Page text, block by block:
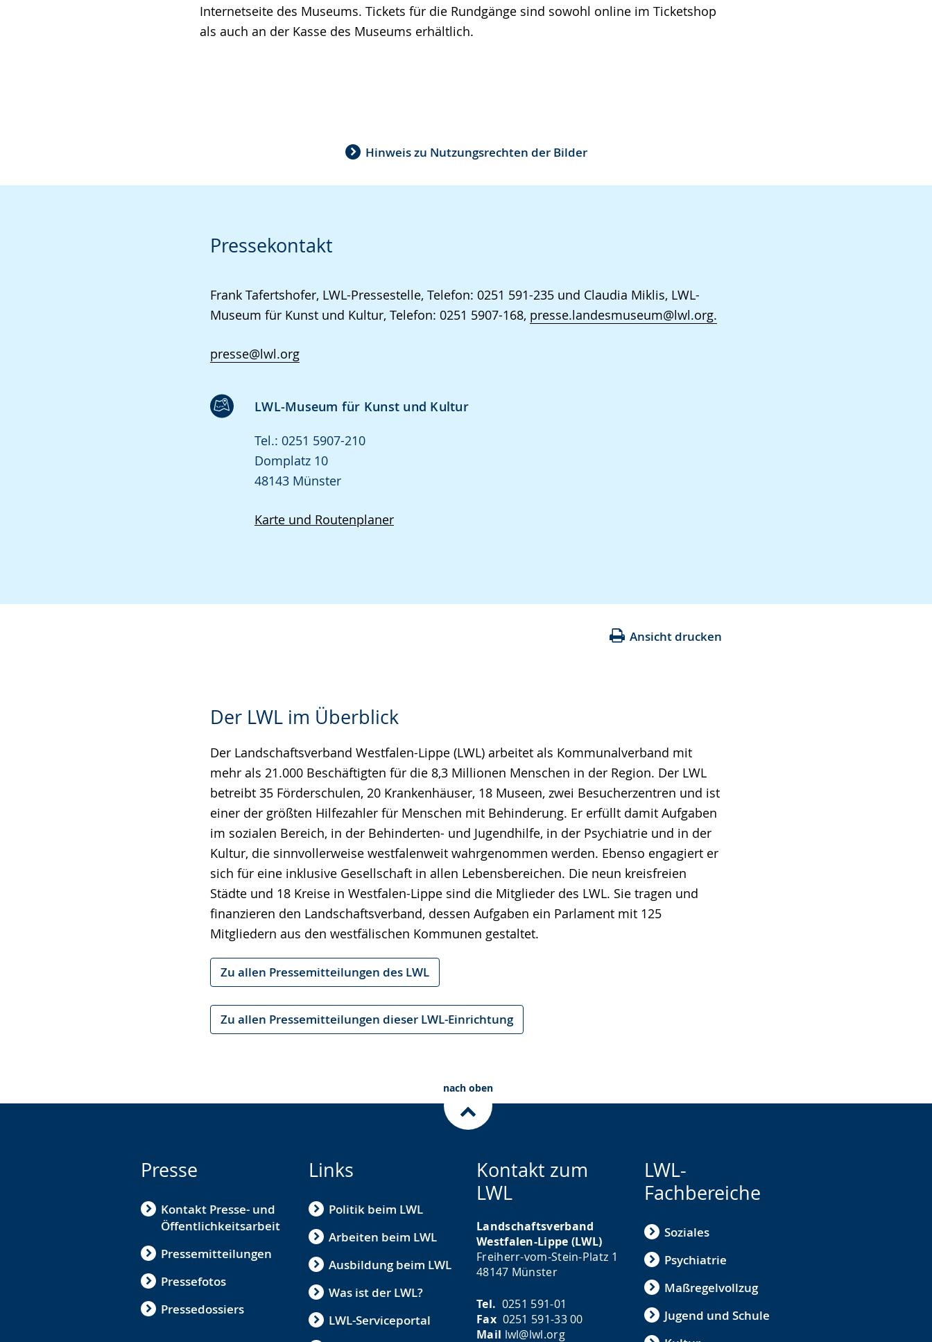
Internetseite des Museums. Tickets für die Rundgänge sind sowohl online im Ticketshop
als auch an der Kasse des Museums erhältlich.
Hinweis zu Nutzungsrechten der Bilder
Pressekontakt
Frank Tafertshofer, LWL-Pressestelle, Telefon: 0251 591-235 und Claudia Miklis, LWL-
Museum für Kunst und Kultur, Telefon: 0251 5907-168, presse.landesmuseum@lwl.org.
presse@lwl.org
LWL-Museum für Kunst und Kultur
Tel.: 0251 5907-210
Domplatz 10
48143 Münster
Karte und Routenplaner
Ansicht drucken
Der LWL im Überblick
Der Landschaftsverband Westfalen-Lippe (LWL) arbeitet als Kommunalverband mit
mehr als 21.000 Beschäftigten für die 8,3 Millionen Menschen in der Region. Der LWL
betreibt 35 Förderschulen, 20 Krankenhäuser, 18 Museen, zwei Besucherzentren und ist
einer der größten Hilfezahler für Menschen mit Behinderung. Er erfüllt damit Aufgaben
im sozialen Bereich, in der Behinderten- und Jugendhilfe, in der Psychiatrie und in der
Kultur, die sinnvollerweise westfalenweit wahrgenommen werden. Ebenso engagiert er
sich für eine inklusive Gesellschaft in allen Lebensbereichen. Die neun kreisfreien
Städte und 18 Kreise in Westfalen-Lippe sind die Mitglieder des LWL. Sie tragen und
finanzieren den Landschaftsverband, dessen Aufgaben ein Parlament mit 125
Mitgliedern aus den westfälischen Kommunen gestaltet.
Zu allen Pressemitteilungen des LWL
Zu allen Pressemitteilungen dieser LWL-Einrichtung
nach oben
Presse
Kontakt Presse- und
Öffentlichkeitsarbeit
Pressemitteilungen
Pressefotos
Pressedossiers
Links
Politik beim LWL
Arbeiten beim LWL
Ausbildung beim LWL
Was ist der LWL?
LWL-Serviceportal
Kontakt zum
LWL
Landschaftsverband
Westfalen-Lippe (LWL)
Freiherr-vom-Stein-Platz 1
48147 Münster
Tel. 0251 591-01
Fax0251 591-33 00
Mail lwl@lwl.org
LWL-
Fachbereiche
Soziales
Psychiatrie
Maßregelvollzug
Jugend und Schule